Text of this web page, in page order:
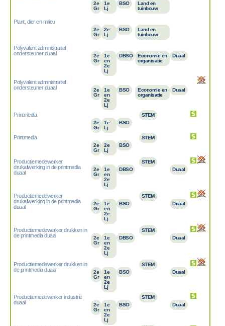
2e
Gr
1e
Lj
BSO
Land en
tuinbouw
Plant, dier en milieu
2e
Gr
2e
Lj
BSO
Land en
tuinbouw
Polyvalent administratief
ondersteuner duaal
2e
Gr
1e
en
2e
Lj
DBSO
Economie en
organisatie
Duaal
Polyvalent administratief
ondersteuner duaal
2e
Gr
1e
en
2e
Lj
BSO
Economie en
organisatie
Duaal
Printmedia
2e
Gr
1e
Lj
BSO
STEM
Printmedia
2e
Gr
2e
Lj
BSO
STEM
Productiemedewerker
drukafwerking in de printmedia
duaal
2e
Gr
1e
en
2e
Lj
DBSO
STEM
Duaal
Productiemedewerker
drukafwerking in de printmedia
duaal
2e
Gr
1e
en
2e
Lj
BSO
STEM
Duaal
Productiemedewerker drukken in
de printmedia duaal
2e
Gr
1e
en
2e
Lj
DBSO
STEM
Duaal
Productiemedewerker drukken in
de printmedia duaal
2e
Gr
1e
en
2e
Lj
BSO
STEM
Duaal
Productiemedewerker industrie
duaal
2e
Gr
1e
en
2e
Lj
BSO
STEM
Duaal